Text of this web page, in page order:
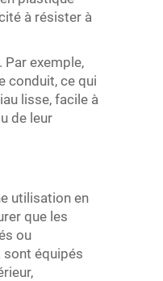
à résister à
exemple,
conduit, ce qui
lisse, facile à
de leur
utilisation en
que les
ou
sont équipés